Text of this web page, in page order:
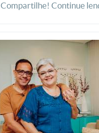
Compartilhe! Continue